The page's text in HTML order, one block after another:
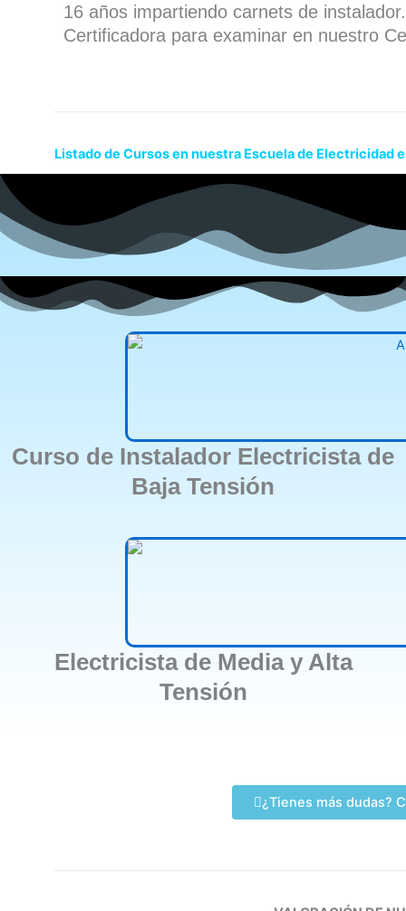
16 años impartiendo carnets de
Certificadora para examinar en nuestro
Listado de Cursos en nuestra Escuela de Electricidad
Curso de Instalador Electricista de
Baja Tensión
Electricista de Media y Alta
Tensión
¿Tienes más dudas?